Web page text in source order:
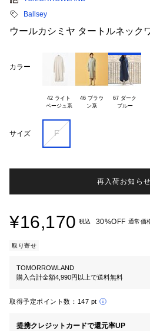
Ballsey
ウールカシミヤ タートルネック
カラー
42 ライト
ベージュ系
46 ブラウ
67 ダーク
ブルー
サイズ F
再入荷お知ら
¥16,170 税込 30%OFF 通常価
取り寄せ
TOMORROWLAND
購入合計金額4,990円以上で送料無料
取得予定ポイント数： 147 pt
提携クレジットカードで還元率UP